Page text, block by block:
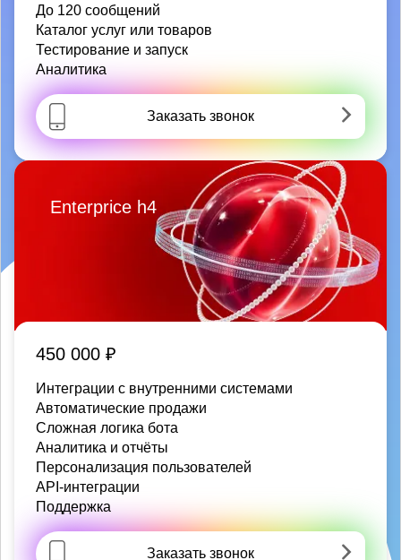
До 120 сообщений
Каталог услуг или товаров
Тестирование и запуск
Аналитика
Заказать звонок
Enterprice h4
450 000 ₽
Интеграции с внутренними системами
Автоматические продажи
Сложная логика бота
Аналитика и отчёты
Персонализация пользователей
API-интеграции
Поддержка
Заказать звонок